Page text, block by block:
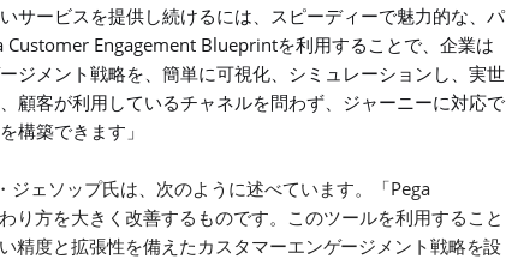
サービスを提供し続けるには、スピーディーで魅力的な、パ
Customer Engagement Blueprintを利用することで、企業は
ジメント戦略を、簡単に可視化、シミュレーションし、実世
顧客が利用しているチャネルを問わず、ジャーニーに対応で
構築できます」
ジェソップ氏は、次のように述べています。「Pega
り方を大きく改善するものです。このツールを利用すること
精度と拡張性を備えたカスタマーエンゲージメント戦略を設